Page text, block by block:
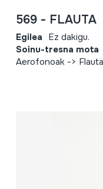
569 - FLAUTA
Egilea Ez dakigu.
Soinu-tresna mota
Aerofonoak ->